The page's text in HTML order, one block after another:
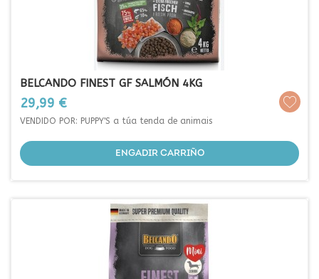
BELCANDO FINEST GF SALMÓN 4KG
Prezo
29,99 €
VENDIDO POR: PUPPY'S a túa tenda de animais
ENGADIR CARRIÑO